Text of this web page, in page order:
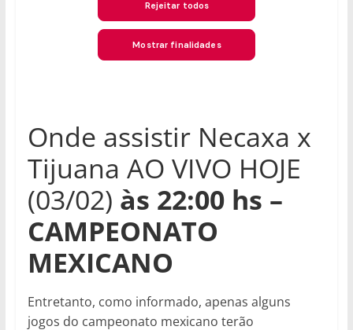
Onde assistir Necaxa x
Tijuana AO VIVO HOJE
(03/02) às 22:00 hs –
CAMPEONATO
MEXICANO
Entretanto, como informado, apenas alguns
jogos do campeonato mexicano terão